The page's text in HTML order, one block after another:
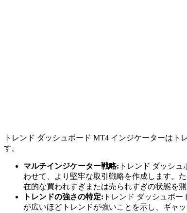
トレンド ダッシュボード MT4 インジケーターは
す。
マルチインジケーター戦略: トレンド ダッシ
わせて、より堅牢な取引戦略を作成します。
在的な買われすぎまたは売られすぎの状態を
トレンドの強さの特定: トレンド ダッシュボ
が広いほどトレンドが強いことを示し、ギャ